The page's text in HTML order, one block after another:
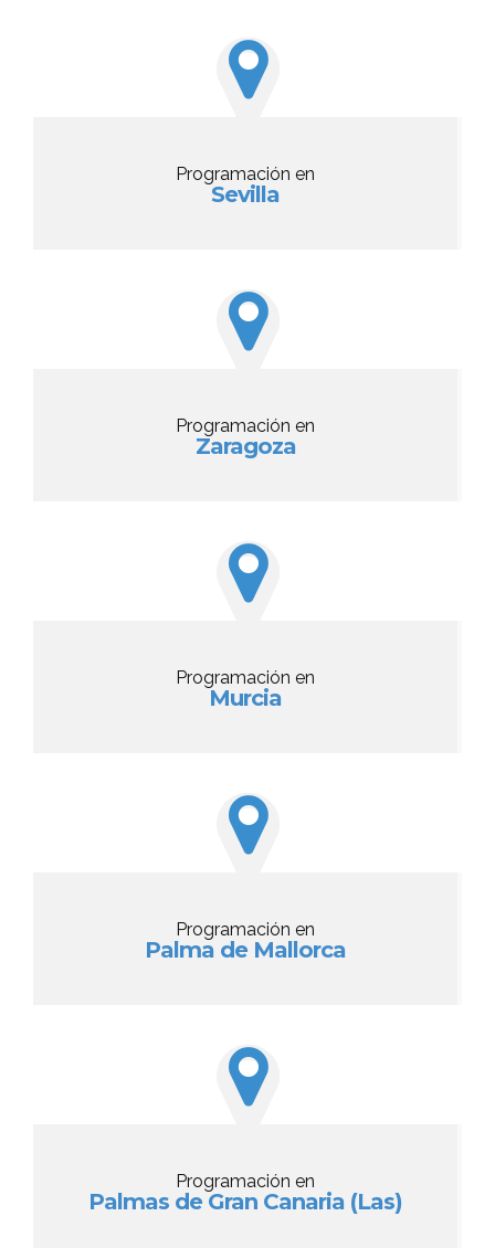
Programación en
Sevilla
Programación en
Zaragoza
Programación en
Murcia
Programación en
Palma de Mallorca
Programación en
Palmas de Gran Canaria (Las)